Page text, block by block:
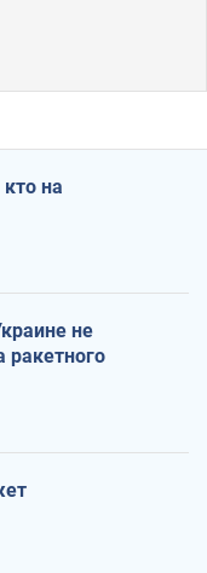
на
не
ракетного